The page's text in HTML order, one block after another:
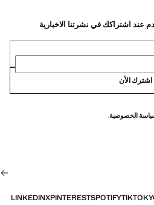
اشترك الأن
الخصوصية.
TIKTOK
SPOTIFY
PINTEREST
X
LINKEDIN